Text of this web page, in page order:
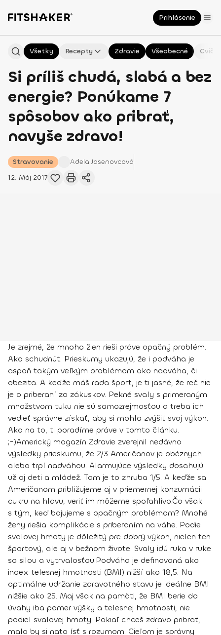
Prihlásenie
Všetky Recepty Zdravie Všeobecné
Si príliš chudá, slabá a bez
energie? Ponúkame 7
spôsobov ako pribrať,
navyše zdravo!
Stravovanie Adela Jasenovcová
12. Máj 2017
Je zrejmé, že mnoho žien rieši práve opačný problém.
Ako schudnúť. Prieskumy ukazujú, že i podváha je
aspoň takým veľkým problémom ako nadváha, či
obezita. A keďže máš rada šport, je ti jasné, že reč nie
je o priberaní zo zákuskov. Pekné svaly s primeraným
množstvom tuku nie sú samozrejmosťou a treba ich
vedieť správne získať, aby si mohla zvýšiť svoj výkon.
Ako na to, ti poradíme práve v tomto článku.
;-)Americký magazín Zdravie zverejnil nedávno
výsledky prieskumu, že 2/3 Američanov je obéznych
alebo trpí nadváhou. Alarmujúce výsledky dosahujú
už aj deti a mládež. Tam je to zhruba 1/5. A keďže sa
Američanom približujeme aj v priemernej konzumácii
cukru na hlavu, veriť im môžeme spoľahlivo.Čo však
s tým, keď bojujeme s opačným problémom? Mnohé
ženy riešia komplikácie s priberaním na váhe. Podiel
svalovej hmoty je dôležitý pre dobrý výkon, nielen ten
športový, ale aj v bežnom živote. Svaly idú ruka v ruke
so silou a vytrvalosťou.Podváha je definovaná ako
index telesnej hmotnosti (BMI) nižší ako 18,5. Na
optimálne udržanie zdravotného stavu je ideálne BMI
nižšie ako 25. Maj však na pamäti, že BMI berie do
úvahy iba pomer výšky a telesnej hmotnosti, nie
podiel svalovej hmoty. Pokiaľ chceš zdravo pribrať,
mala by si nato ísť s rozumom. Cieľom je správny